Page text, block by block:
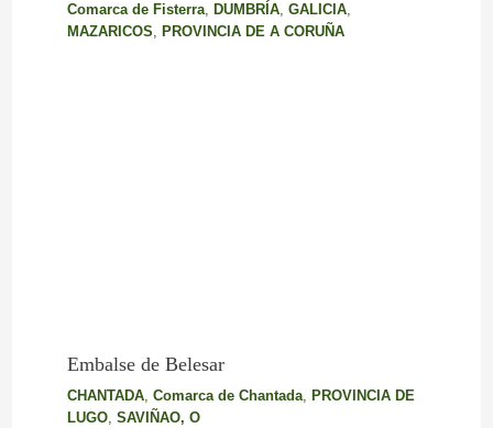
Comarca de Fisterra, DUMBRÍA, GALICIA,
MAZARICOS, PROVINCIA DE A CORUÑA
Embalse de Belesar
CHANTADA, Comarca de Chantada, PROVINCIA DE
LUGO, SAVIÑAO, O